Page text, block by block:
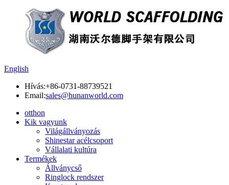
English
Hívás:+86-0731-88739521
Email:sales@hunanworld.com
otthon
Kik vagyunk
Világállványozás
Shinestar acélcsoport
Vállalati kultúra
Termékek
Állványcső
Ringlock rendszer